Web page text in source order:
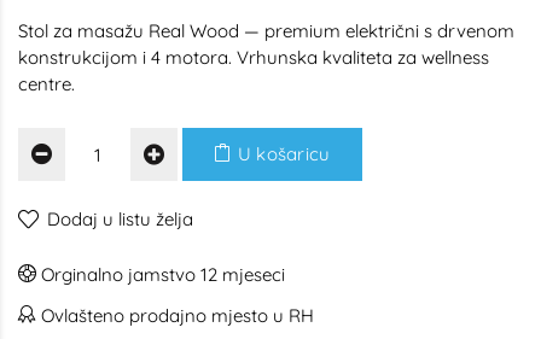
Stol za masažu Real Wood — premium električni s drvenom
konstrukcijom i 4 motora. Vrhunska kvaliteta za wellness
centre.
U košaricu
Dodaj u listu želja
Orginalno jamstvo 12 mjeseci
Ovlašteno prodajno mjesto u RH